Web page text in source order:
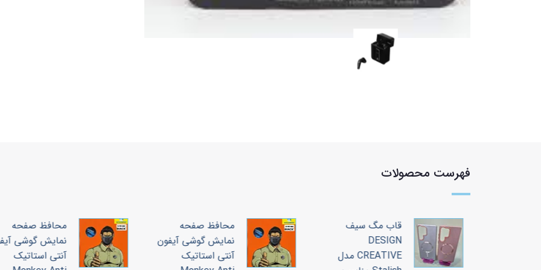
فهرست محصولات
قاب مگ سیف
DESIGN
CREATIVE مدل
محافظ صفحه
نمایش گوشی آیفون
آنتی استاتیک
محافظ صفحه
نمایش گوشی
آنتی استاتیک